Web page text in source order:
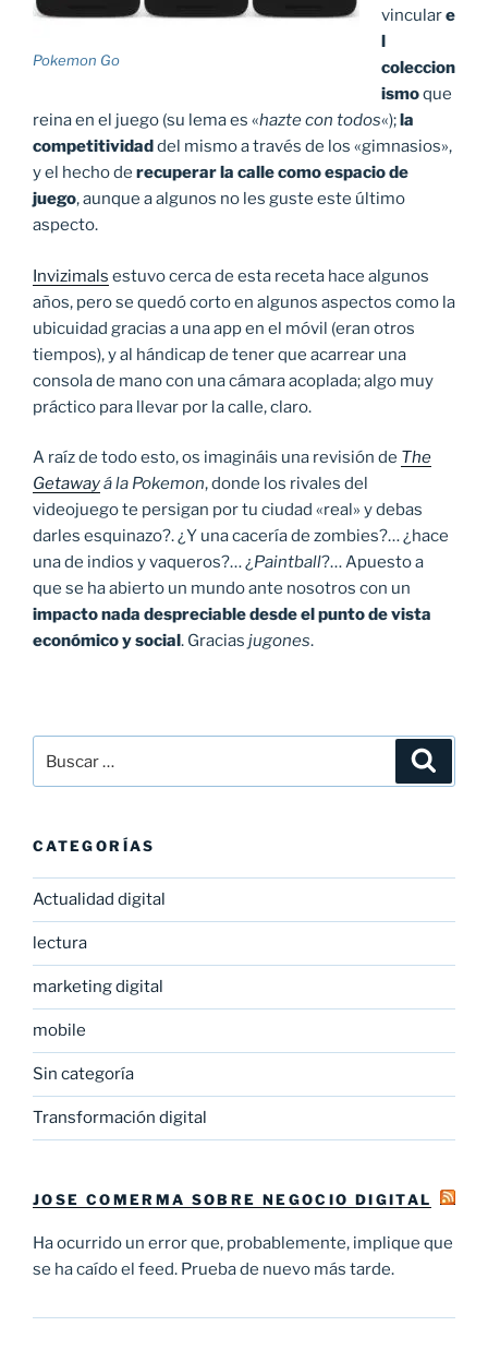
Pokemon Go
vinculare
l
coleccion
ismoque
reina en el juego (su lema es «hazte con todos«);la
competitividaddel mismo a través de los «gimnasios»,
y el hecho de recuperar la calle como espacio de
juego, aunque a algunos no les guste este último
aspecto.
Invizimals estuvo cerca de esta receta hace algunos
años, pero se quedó corto en algunos aspectos como la
ubicuidad gracias a una app en el móvil (eran otros
tiempos), y al hándicap de tener que acarrear una
consola de mano con una cámara acoplada; algo muy
práctico para llevar por la calle, claro.
A raíz de todo esto, os imagináis una revisión de The
Getawayá la Pokemon, donde los rivales del
videojuego te persigan por tu ciudad «real» y debas
darles esquinazo?. ¿Y una cacería de zombies?… ¿hace
una de indios y vaqueros?… ¿ Paintball?… Apuesto a
que se ha abierto un mundo ante nosotros con un
impacto nada despreciable desde el punto de vista
económico y social. Gracias jugones.
por:
CATEGORÍAS
Actualidad digital
lectura
marketing digital
mobile
Sin categoría
Transformación digital
JOSE COMERMA SOBRE NEGOCIO DIGITAL
Ha ocurrido un error que, probablemente, implique que
se ha caído el feed. Prueba de nuevo más tarde.